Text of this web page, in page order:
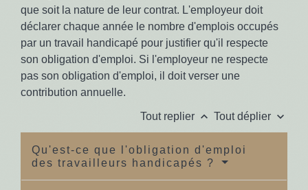
que soit la nature de leur contrat. L'employeur doit
déclarer chaque année le nombre d'emplois occupés
par un travail handicapé pour justifier qu'il respecte
son obligation d'emploi. Si l'employeur ne respecte
pas son obligation d'emploi, il doit verser une
contribution annuelle.
Tout replier keyboard_arrow_up Tout déplier keyboard_arrow_down
Qu'est-ce que l'obligation d'emploi
des travailleurs handicapés ?